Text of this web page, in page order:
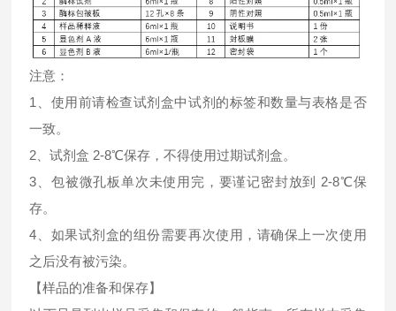
注意：
1、使用前请检查试剂盒中试剂的标签和数量与表格是否
一致。
2、试剂盒 2-8℃保存，不得使用过期试剂盒。
3、包被微孔板单次未使用完，要谨记密封放到 2-8℃保
存。
4、如果试剂盒的组份需要再次使用，请确保上一次使用
之后没有被污染。
【样品的准备和保存】